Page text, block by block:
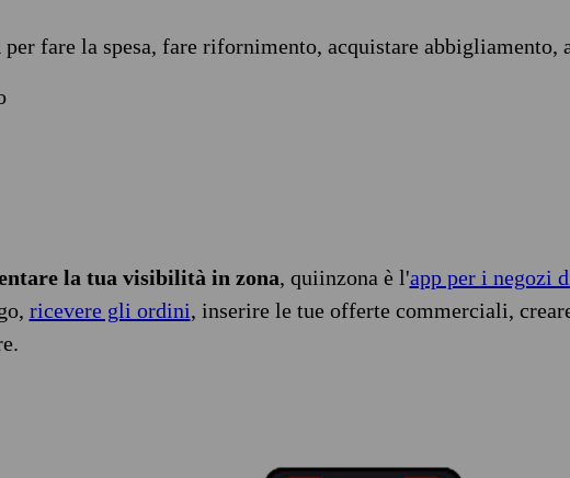
per fare la spesa, fare rifornimento, acquistare abbigliamento,
la tua visibilità in zona, quiinzona è l'app per i negozi
ricevere gli ordini, inserire le tue offerte commerciali,